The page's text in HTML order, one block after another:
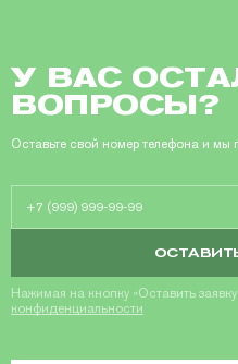
У ВАС
ВОПРОСЫ?
Оставьте свой номер телефона и мы
Нажимая на кнопку «Оставить
конфиденциальности